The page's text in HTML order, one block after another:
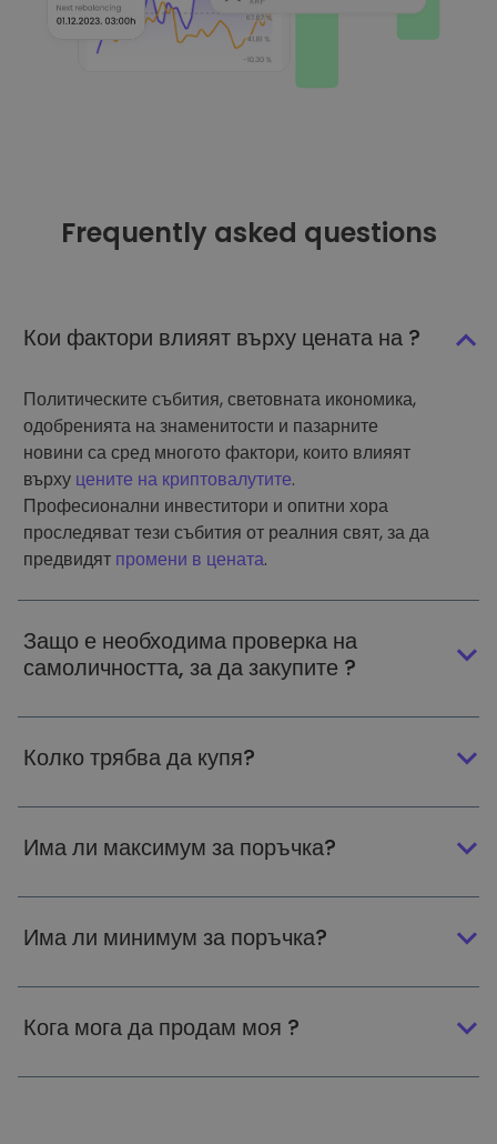
Frequently asked questions
Кои фактори влияят върху цената на ?
Политическите събития, световната икономика,
одобренията на знаменитости и пазарните
новини са сред многото фактори, които влияят
върху цените на криптовалутите.
Професионални инвеститори и опитни хора
проследяват тези събития от реалния свят, за да
предвидят промени в цената.
Защо е необходима проверка на
самоличността, за да закупите ?
Колко трябва да купя?
Има ли максимум за поръчка?
Има ли минимум за поръчка?
Кога мога да продам моя ?